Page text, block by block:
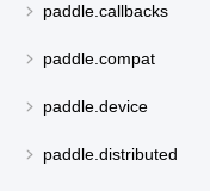
paddle.callbacks
paddle.compat
paddle.device
paddle.distributed